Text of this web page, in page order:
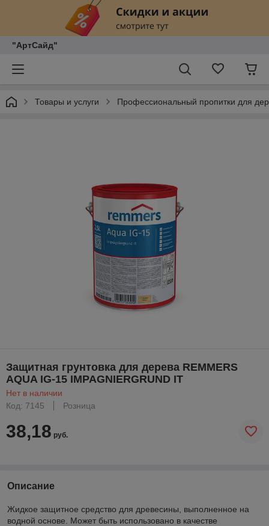
"АртСайд"
Товары и услуги Профессиональный пропитки для
Защитная грунтовка для дерева REMMERS
AQUA IG-15 IMPAGNIERGRUND IT
Нет в наличии
Код: 7145
Розница
38,18 руб.
Описание
Жидкое защитное средство для древесины, выполненное на
водной основе. Может быть использовано в качестве